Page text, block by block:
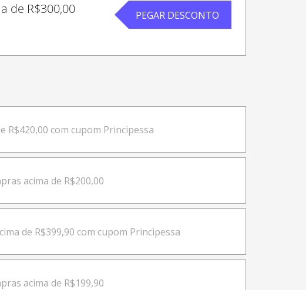
de R$300,00 PEGAR DESCONTO
R$420,00 com cupom Principessa
acima de R$200,00
de R$399,90 com cupom Principessa
acima de R$199,90